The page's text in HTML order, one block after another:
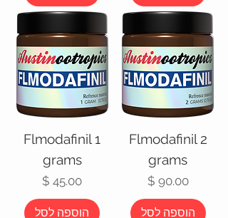
Flmodafinil 2
grams
מחיר‏90.00 ‏$
הוספה לסל
Flmodafinil 1
grams
מחיר
הוספה לסל